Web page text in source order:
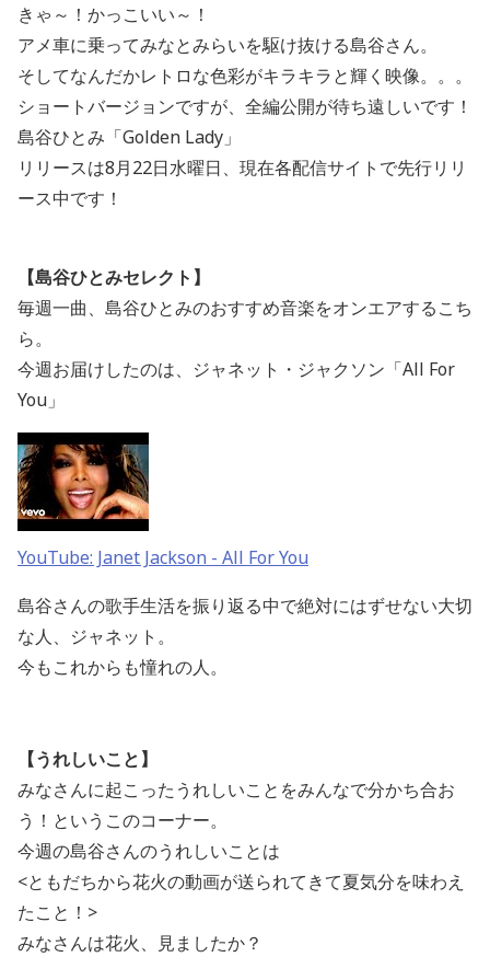
きゃ～！かっこいい～！
アメ車に乗ってみなとみらいを駆け抜ける島谷さん。
そしてなんだかレトロな色彩がキラキラと輝く映像。。。
ショートバージョンですが、全編公開が待ち遠しいです！
島谷ひとみ「Golden Lady」
リリースは8月22日水曜日、現在各配信サイトで先行リリ
ース中です！
【島谷ひとみセレクト】
毎週一曲、島谷ひとみのおすすめ音楽をオンエアするこち
ら。
今週お届けしたのは、ジャネット・ジャクソン「All For
You」
YouTube: Janet Jackson - All For You
島谷さんの歌手生活を振り返る中で絶対にはずせない大切
な人、ジャネット。
今もこれからも憧れの人。
【うれしいこと】
みなさんに起こったうれしいことをみんなで分かち合お
う！というこのコーナー。
今週の島谷さんのうれしいことは
<ともだちから花火の動画が送られてきて夏気分を味わえ
たこと！>
みなさんは花火、見ましたか？